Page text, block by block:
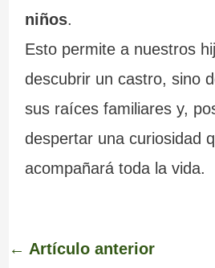
niños.
Esto permite a nuestros
descubrir un castro, sino
sus raíces familiares y,
despertar una curiosidad
acompañará toda la vida.
← Artículo anterior